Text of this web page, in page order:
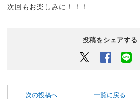
次回もお楽しみに！！！
投稿をシェアする
Twitter Facebook
次の投稿へ 一覧に戻る